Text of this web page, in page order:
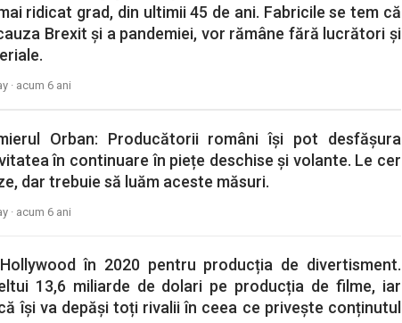
ridicat grad, din ultimii 45 de ani. Fabricile se tem că
Brexit și a pandemiei, vor rămâne fără lucrători și
· acum 6 ani
Orban: Producătorii români își pot desfășura
în continuare în piețe deschise și volante. Le cer
dar trebuie să luăm aceste măsuri.
· acum 6 ani
în 2020 pentru producția de divertisment.
13,6 miliarde de dolari pe producția de filme, iar
își va depăși toți rivalii în ceea ce privește conținutul